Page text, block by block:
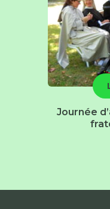
Journée